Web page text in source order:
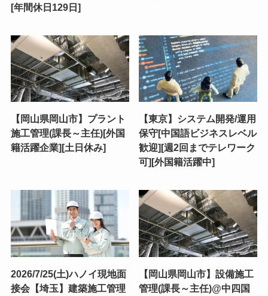
[年間休日129日]
【岡山県岡山市】プラント
施工管理(課長～主任)[外国
籍活躍企業][土日休み]
【東京】システム開発/運用
保守[中国語ビジネスレベル
歓迎][週2回までテレワーク
可][外国籍活躍中]
2026/7/25(土)ハノイ現地面
接会【埼玉】建築施工管理
【岡山県岡山市】設備施工
管理(課長～主任)@中四国